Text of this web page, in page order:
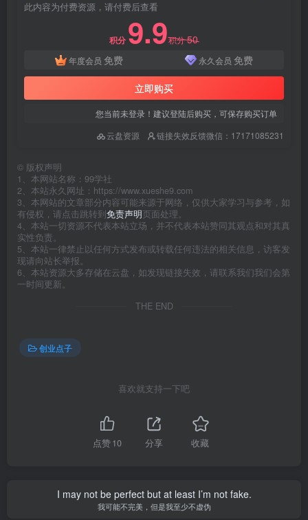
此内容为付费资源，请付费后查看
积分 9.9积分50
年度会员 免费 永久会员 免费
立即购买
您当前未登录！建议登陆后购买，可保存购买订单
云盘资源
链接失效反馈微信：17171085231
© 版权声明
1、本网站名称：99学社
2、本站永久网址：https://www.xueshe9.com
3、本网站的文章部分内容可能来源于网络，仅供大家学习与参考，如
有侵权，请点击跳转到免责声明页面处理。
4、本站一切资源不代表本站立场，并不代表本站赞同其观点和对其真
实性负责。
5、本站一律禁止以任何方式发布或转载任何违法的相关信息，访客发
现请向站长举报。
6、本站资源大多存储在云盘，如发现链接失效，请联系我们我们会第
一时间更新。
THE END
创业点子
喜欢就支持一下吧
点赞10 分享 收藏
I may not be perfect but at least I’m not fake.
我可能不完美，但是我至少不虚伪